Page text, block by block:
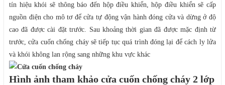
tín hiệu khói sẽ thông báo đến hộp điều khiển, hộp điều khiển sẽ cấp
nguồn điện cho mô tơ để cửa tự động vận hành đóng cửa và dừng ở độ
cao đã được cài đặt trước. Sau khoảng thời gian đã được mặc định từ
trước, cửa cuốn chống cháy sẽ tiếp tục quá trình đóng lại để cách ly lửa
và khói không lan rộng sang những khu vực khác
Hình ảnh tham khảo cửa cuốn chống cháy 2 lớp